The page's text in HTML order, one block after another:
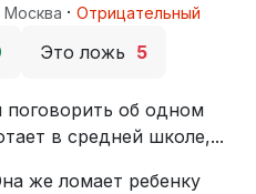
Москва · Отрицательный
Это ложь 5
поговорить об одном
в средней школе,...
же ломает ребенку